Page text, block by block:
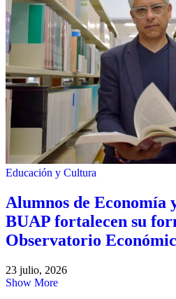
Educación y Cultura
Alumnos de Economía
BUAP fortalecen su
Observatorio
23 julio, 2026
Show More